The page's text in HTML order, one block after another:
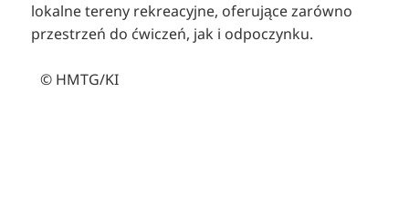
lokalne tereny rekreacyjne, oferujące zarówno
przestrzeń do ćwiczeń, jak i odpoczynku.
© HMTG/KI